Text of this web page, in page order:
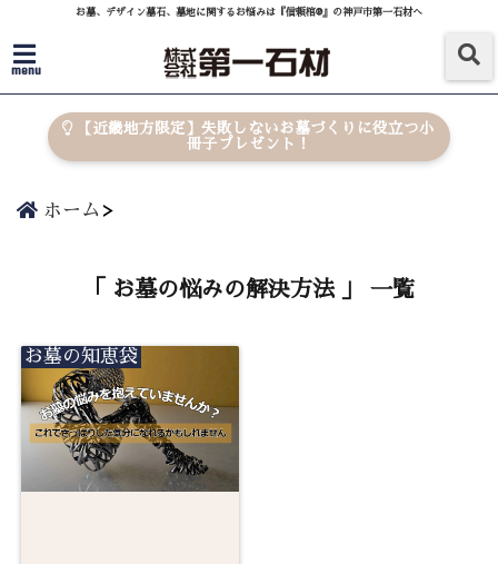
お墓、デザイン墓石、墓地に関するお悩みは『信頼棺®』の神戸市第一石材へ
menu
【近畿地方限定】失敗しないお墓づくりに役立つ小
冊子プレゼント！
ホーム
「 お墓の悩みの解決方法 」 一覧
お墓の知恵袋